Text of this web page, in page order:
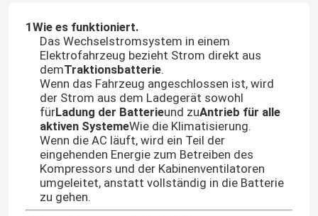
1Wie es funktioniert.
Das Wechselstromsystem in einem
Elektrofahrzeug bezieht Strom direkt aus
demTraktionsbatterie.
Wenn das Fahrzeug angeschlossen ist, wird
der Strom aus dem Ladegerät sowohl
fürLadung der Batterieund zuAntrieb für alle
aktiven SystemeWie die Klimatisierung.
Wenn die AC läuft, wird ein Teil der
eingehenden Energie zum Betreiben des
Kompressors und der Kabinenventilatoren
umgeleitet, anstatt vollständig in die Batterie
zu gehen.